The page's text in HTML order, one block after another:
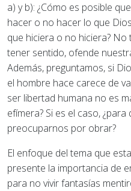
a) y b): ¿Cómo es posible
hacer o no hacer lo que
que hiciera o no hiciera?
tener sentido, ofende
Además, preguntamos, si
el hombre hace carece de
ser libertad humana no es
efímera? Si es el caso,
preocuparnos por obrar?
El enfoque del tema que
presente la importancia de
para no vivir fantasías